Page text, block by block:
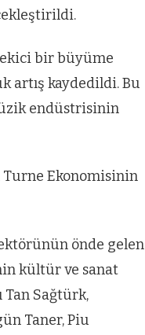
bir büyüme
artış kaydedildi. Bu
endüstrisinin
Turne Ekonomisinin
önde gelen
kültür ve sanat
Tan Sağtürk,
Taner, Piu